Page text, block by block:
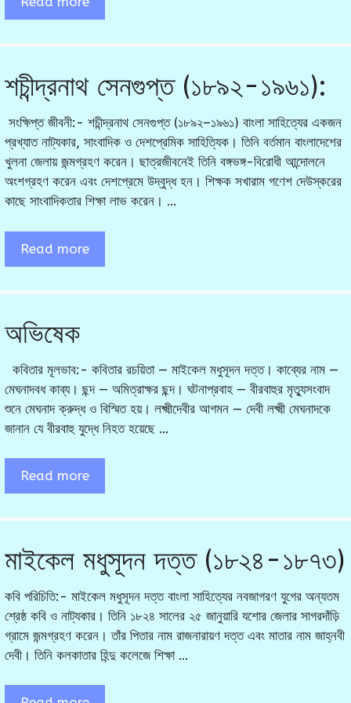
শচীন্দ্রনাথ সেনগুপ্ত (১৮৯২-১৯৬১):
সংক্ষিপ্ত জীবনী:- শচীন্দ্রনাথ সেনগুপ্ত (১৮৯২–১৯৬১) বাংলা সাহিত্যের একজন
প্রখ্যাত নাট্যকার, সাংবাদিক ও দেশপ্রেমিক সাহিত্যিক। তিনি বর্তমান বাংলাদেশের
খুলনা জেলায় জন্মগ্রহণ করেন। ছাত্রজীবনেই তিনি বঙ্গভঙ্গ-বিরোধী আন্দোলনে
অংশগ্রহণ করেন এবং দেশপ্রেমে উদ্বুদ্ধ হন। শিক্ষক সখারাম গণেশ দেউস্করের
কাছে সাংবাদিকতার শিক্ষা লাভ করেন। …
Read more
অভিষেক
কবিতার মূলভাব:- কবিতার রচয়িতা — মাইকেল মধুসূদন দত্ত। কাব্যের নাম —
মেঘনাদবধ কাব্য। ছন্দ — অমিত্রাক্ষর ছন্দ। ঘটনাপ্রবাহ — বীরবাহুর মৃত্যুসংবাদ
শুনে মেঘনাদ ক্রুদ্ধ ও বিস্মিত হয়। লক্ষ্মীদেবীর আগমন — দেবী লক্ষ্মী মেঘনাদকে
জানান যে বীরবাহু যুদ্ধে নিহত হয়েছে …
Read more
মাইকেল মধুসূদন দত্ত (১৮২৪-১৮৭৩)
কবি পরিচিতি:- মাইকেল মধুসূদন দত্ত বাংলা সাহিত্যের নবজাগরণ যুগের অন্যতম
শ্রেষ্ঠ কবি ও নাট্যকার। তিনি ১৮২৪ সালের ২৫ জানুয়ারি যশোর জেলার সাগরদাঁড়ি
গ্রামে জন্মগ্রহণ করেন। তাঁর পিতার নাম রাজনারায়ণ দত্ত এবং মাতার নাম জাহ্নবী
দেবী। তিনি কলকাতার হিন্দু কলেজে শিক্ষা …